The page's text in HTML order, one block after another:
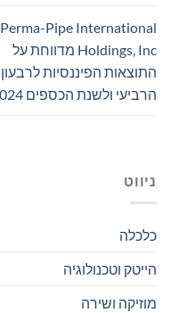
Perma-Pipe International
Holdings, Inc מדווחת על
התוצאות הפיננסיות לרבעון
הרביעי ולשנת הכספים 2024
ניווט
כלכלה
הייטק וטכנולוגיה
מוזיקה ושירה